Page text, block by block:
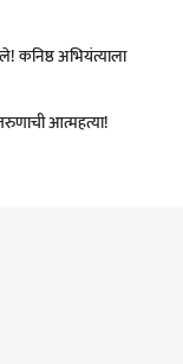
कनिष्ठ अभियंत्याला
आत्महत्या!